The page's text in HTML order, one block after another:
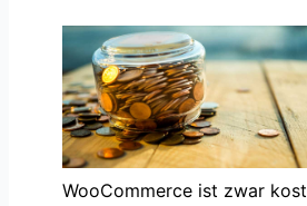
WooCommerce ist zwar